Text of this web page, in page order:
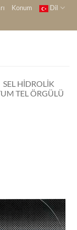
Konum
Dil
SEL HIDROLIK
TEL ÖRGÜLÜ